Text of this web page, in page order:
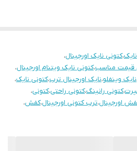
نایک،کتونی نایک اورجینال،
قیمت مناسب،کتونی نایک ویتنام اورجینال،
نایک وینفلو،نایک اورجینال ترب،کتونی نایک،
،کتونی رانینگ،کتونی راحتی،کتونی،
اورجینال،ترب کتونی اورجینال،کفش،